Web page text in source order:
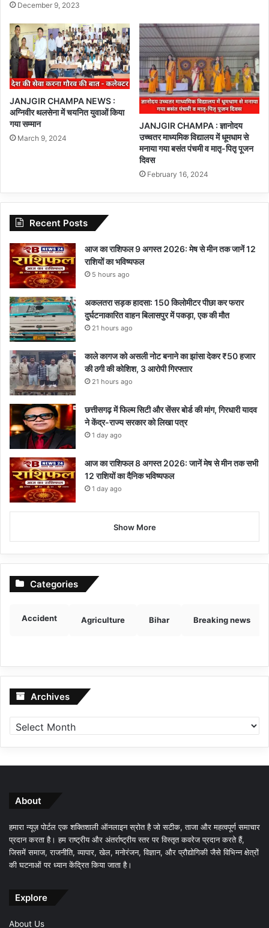
December 9, 2023
JANJGIR CHAMPA NEWS :
अग्निवीर थलसेना में चयनित युवाओं किया
गया सम्मान
March 9, 2024
JANJGIR CHAMPA : ज्ञानोदय
उच्चतर माध्यमिक विद्यालय में धूमधाम से
मनाया गया बसंत पंचमी व मातृ-पितृ पूजन
दिवस
February 16, 2024
Recent Posts
आज का राशिफल 9 अगस्त 2026: मेष से मीन तक जानें 12
राशियों का भविष्यफल
5 hours ago
अकलतरा सड़क हादसा: 150 किलोमीटर पीछा कर फरार
दुर्घटनाकारित वाहन बिलासपुर में पकड़ा, एक की मौत
21 hours ago
काले कागज को असली नोट बनाने का झांसा देकर ₹50 हजार
की ठगी की कोशिश, 3 आरोपी गिरफ्तार
21 hours ago
छत्तीसगढ़ में फिल्म सिटी और सेंसर बोर्ड की मांग, गिरधारी यादव
ने केंद्र-राज्य सरकार को लिखा पत्र
1 day ago
आज का राशिफल 8 अगस्त 2026: जानें मेष से मीन तक सभी
12 राशियों का दैनिक भविष्यफल
1 day ago
Show More
Categories
Accident Agriculture Bihar Breaking news
Archives Archives
About
हमारा न्यूज़ पोर्टल एक शक्तिशाली ऑनलाइन स्रोत है जो सटीक, ताजा और महत्वपूर्ण समाचार
प्रदान करता है। हम राष्ट्रीय और अंतर्राष्ट्रीय स्तर पर विस्तृत कवरेज प्रदान करते हैं,
जिसमें समाज, राजनीति, व्यापार, खेल, मनोरंजन, विज्ञान, और प्रौद्योगिकी जैसे विभिन्न क्षेत्रों
की घटनाओं पर ध्यान केंद्रित किया जाता है।
Explore
About Us